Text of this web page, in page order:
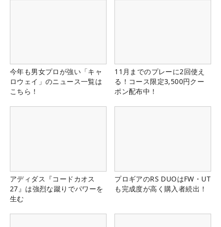
今年も男女プロが強い「キャ
ロウェイ」のニュース一覧は
こちら！
11月までのプレーに2回使え
る！コース限定3,500円クー
ポン配布中！
アディダス『コードカオス
27』は強烈な蹴りでパワーを
生む
プロギアのRS DUOはFW・UT
も完成度が高く購入者続出！